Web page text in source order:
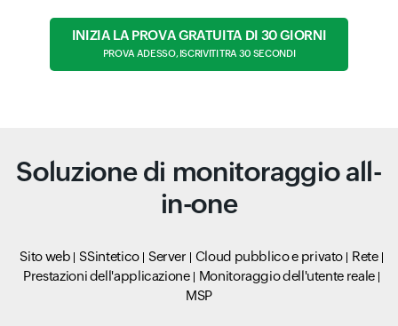
INIZIA LA PROVA GRATUITA DI 30 GIORNI
PROVA ADESSO, ISCRIVITI TRA 30 SECONDI
Soluzione di monitoraggio all-
in-one
Sito web SSintetico Server Cloud pubblico e privato
Rete
Prestazioni dell'applicazione
Monitoraggio dell'utente reale
MSP